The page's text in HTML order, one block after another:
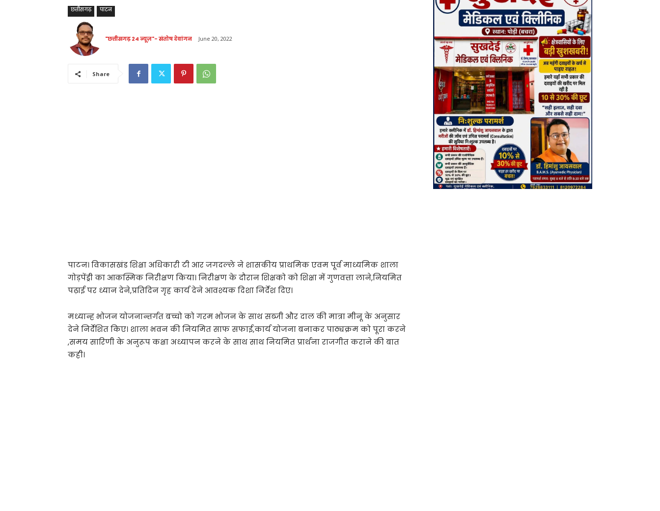
छत्तीसगढ़ पाटन
"छत्तीसगढ़ 24 न्यूज़"- संतोष देवांगन June 20, 2022
Share
पाटन। विकासखंड शिक्षा अधिकारी टी आर जगदल्ले ने शासकीय प्राथमिक एवम पूर्व माध्यमिक शाला
गोड़पेंड्री का आकस्मिक निरीक्षण किया। निरीक्षण के दौरान शिक्षको को शिक्षा में गुणवत्ता लाने,नियमित
पढ़ाई पर ध्यान देने,प्रतिदिन गृह कार्य देने आवश्यक दिशा निर्देश दिए।
मध्यान्ह भोजन योजनान्तर्गत बच्चो को गरम भोजन के साथ सब्जी और दाल की मात्रा मीनू के अनुसार
देने निर्देशित किए। शाला भवन की नियमित साफ सफाई,कार्य योजना बनाकर पाठ्यक्रम को पूरा करने
,समय सारिणी के अनुरूप कक्षा अध्यापन करने के साथ साथ नियमित प्रार्थना राजगीत कराने की बात
कही।